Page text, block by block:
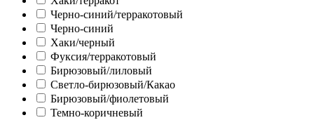
Черно-синий/терракотовый
Черно-синий
Хаки/черный
Фуксия/терракотовый
Бирюзовый/лиловый
Светло-бирюзовый/Какао
Бирюзовый/фиолетовый
Темно-коричневый